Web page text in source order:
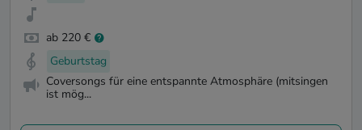
ab 220 €
Geburtstag
Coversongs für eine entspannte Atmosphäre (mitsingen
ist mög...